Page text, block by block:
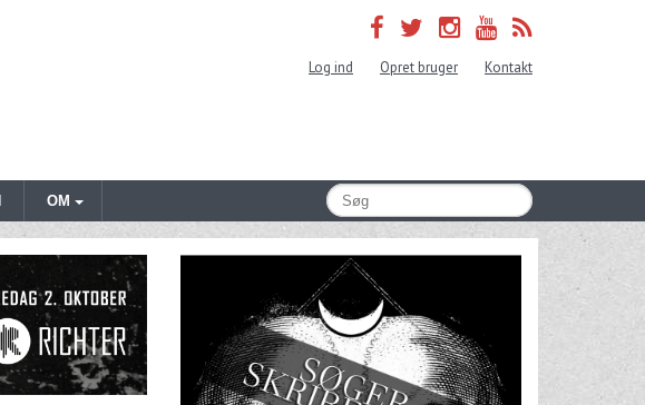
Log ind Opret bruger Kontakt
OM